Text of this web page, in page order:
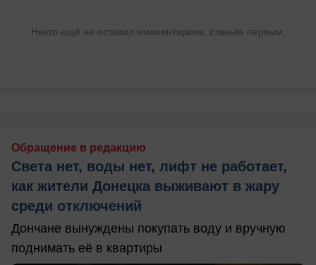
Никто ещё не оставил комментариев, станьте первым.
Обращение в редакцию
Света нет, воды нет, лифт не работает,
как жители Донецка выживают в жару
среди отключений
Дончане вынуждены покупать воду и вручную
поднимать её в квартиры